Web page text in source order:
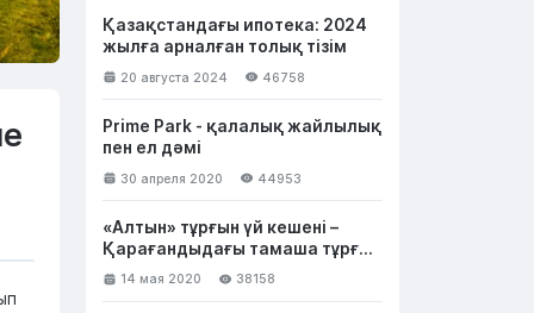
Қазақстандағы ипотека: 2024
жылға арналған толық тізім
20 августа 2024 46758
Prime Park - қалалық жайлылық
пен ел дәмі
30 апреля 2020 44953
«Алтын» тұрғын үй кешені –
Қарағандыдағы тамаша тұрғын
үй14 мая 2020 38158